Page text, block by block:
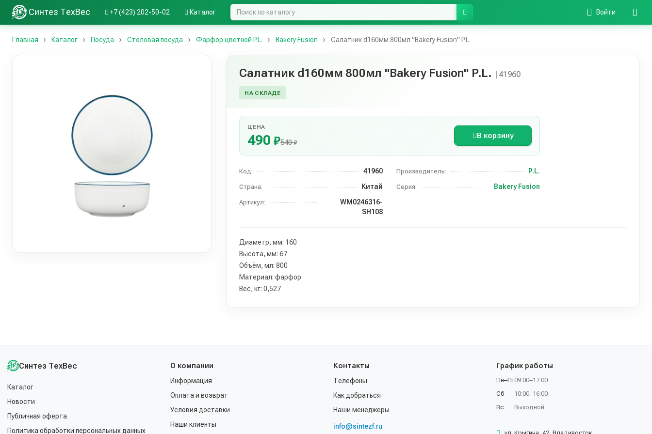
Синтез ТехВес +7 (423) 202-50-02 Каталог Войти
Главная Каталог Посуда Столовая посуда Фарфор цветной P.L. Bakery Fusion Салатник d160мм 800мл "Bakery Fusion" P.L.
Салатник d160мм 800мл "Bakery Fusion" P.L. | 41960
НА СКЛАДЕ
ЦЕНА
490₽540₽
В корзину
Код: 41960 Производитель: P.L.
Страна: Китай Серия: Bakery Fusion
Артикул:
WM0246316-
SH108
Диаметр, мм: 160
Высота, мм: 67
Объём, мл: 800
Материал: фарфор
Вес, кг: 0,527
Синтез ТехВес
Каталог
Новости
Публичная оферта
Политика обработки персональных данных
О компании
Информация
Оплата и возврат
Условия доставки
Наши клиенты
Контакты
Телефоны
Как добраться
Наши менеджеры
info@sintezf.ru
График работы
Пн–Пт
Сб
Вс
09:00–17:00
10:00–16:00
Выходной